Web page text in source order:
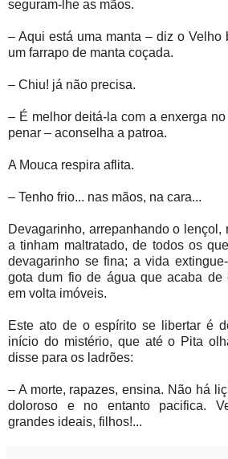
seguram-lhe as mãos.
– Aqui está uma manta – diz o Velho
um farrapo de manta coçada.
– Chiu! já não precisa.
– É melhor deitá-la com a enxerga
penar – aconselha a patroa.
A Mouca respira aflita.
– Tenho frio... nas mãos, na cara...
Devagarinho, arrepanhando o lençol,
a tinham maltratado, de todos os
devagarinho se fina; a vida
gota dum fio de água que acaba de
em volta imóveis.
Este ato de o espírito se libertar é
início do mistério, que até o Pita
disse para os ladrões:
– A morte, rapazes, ensina. Não há
doloroso e no entanto pacifica.
grandes ideais, filhos!...